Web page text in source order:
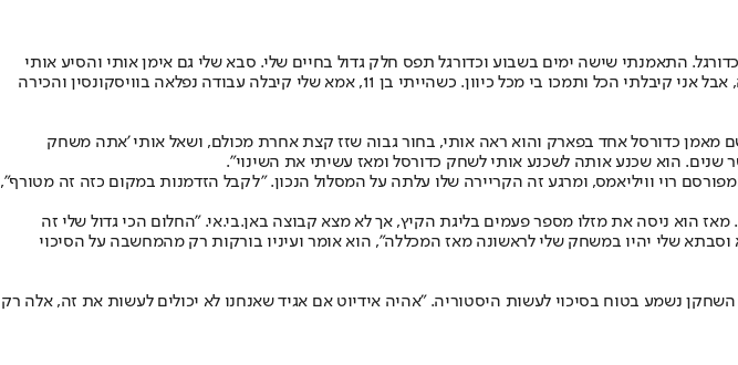
התאמנתי שישה ימים בשבוע וכדורגל תפס חלק גדול בחיים שלי. סבא שלי גם אימן אותי והסיע אותי
לכל אימון ולכל משחק, זה יצר מערכת יחסים חזקה מאוד בינינו. לפעמים כשאבא לא בתמונה זה משפיע לא לטובה, אבל אני קיבלתי הכל ותמכו בי מכל כיוון. כשהייתי בן 11, אמא שלי קיבלה עבודה נפלאה בוויסקונסין והכירה
במקרה היה שם מאמן כדורסל אחד בפארק והוא ראה אותי, בחור גבוה שזז קצת אחרת מכולם, ושאל אותי 'אתה משחק
שנים. הוא שכנע אותה לשכנע אותי לשחק כדורסל ומאז עשיתי את השינוי".
רוי וויליאמס, ומרגע זה הקריירה שלו עלתה על המסלול הנכון. "לקבל הזדמנות במקום כזה זה מטורף",
בקיץ 2015 החליט טוקוטו לוותר על השנה הרביעית במכללות ונרשם לדראפט בו נבחר בסיבוב השני במקום ה-58. מאז הוא ניסה את מזלו מספר פעמים בליגת הקיץ, אך לא מצא קבוצה באן.בי.אי. "החלום הכי גדול שלי זה
שלי יהיו במשחק שלי לראשונה מאז המכללה", הוא אומר ועיניו בורקות רק מהמחשבה על הסיכוי
המועדון לגמר הגביע. השחקן נשמע בטוח בסיכוי לעשות היסטוריה. "אהיה אידיוט אם אגיד שאנחנו לא יכולים לעשות את זה, אלה רק